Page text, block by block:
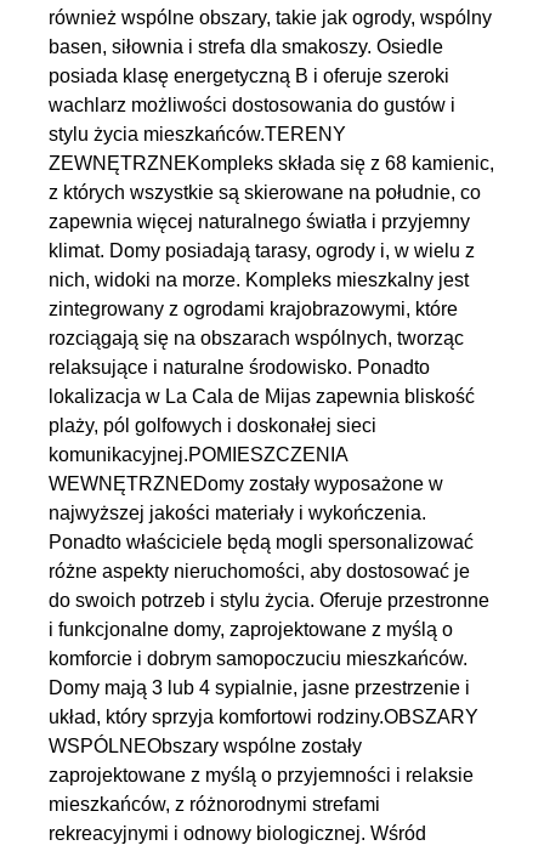
również wspólne obszary, takie jak ogrody, wspólny
basen, siłownia i strefa dla smakoszy. Osiedle
posiada klasę energetyczną B i oferuje szeroki
wachlarz możliwości dostosowania do gustów i
stylu życia mieszkańców.TERENY
ZEWNĘTRZNEKompleks składa się z 68 kamienic,
z których wszystkie są skierowane na południe, co
zapewnia więcej naturalnego światła i przyjemny
klimat. Domy posiadają tarasy, ogrody i, w wielu z
nich, widoki na morze. Kompleks mieszkalny jest
zintegrowany z ogrodami krajobrazowymi, które
rozciągają się na obszarach wspólnych, tworząc
relaksujące i naturalne środowisko. Ponadto
lokalizacja w La Cala de Mijas zapewnia bliskość
plaży, pól golfowych i doskonałej sieci
komunikacyjnej.POMIESZCZENIA
WEWNĘTRZNEDomy zostały wyposażone w
najwyższej jakości materiały i wykończenia.
Ponadto właściciele będą mogli spersonalizować
różne aspekty nieruchomości, aby dostosować je
do swoich potrzeb i stylu życia. Oferuje przestronne
i funkcjonalne domy, zaprojektowane z myślą o
komforcie i dobrym samopoczuciu mieszkańców.
Domy mają 3 lub 4 sypialnie, jasne przestrzenie i
układ, który sprzyja komfortowi rodziny.OBSZARY
WSPÓLNEObszary wspólne zostały
zaprojektowane z myślą o przyjemności i relaksie
mieszkańców, z różnorodnymi strefami
rekreacyjnymi i odnowy biologicznej. Wśród